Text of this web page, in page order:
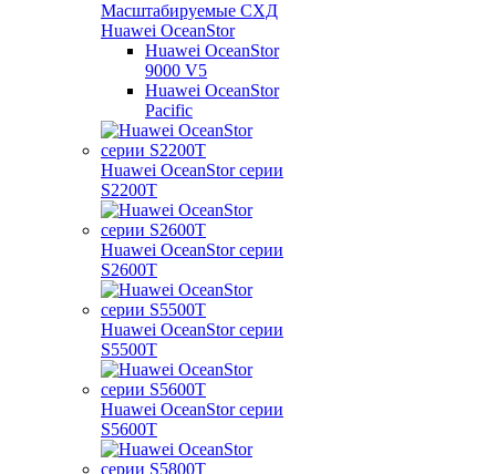
Масштабируемые СХД
Huawei OceanStor
Huawei OceanStor
9000 V5
Huawei OceanStor
Pacific
Huawei OceanStor серии
S2200T
Huawei OceanStor серии
S2600T
Huawei OceanStor серии
S5500T
Huawei OceanStor серии
S5600T